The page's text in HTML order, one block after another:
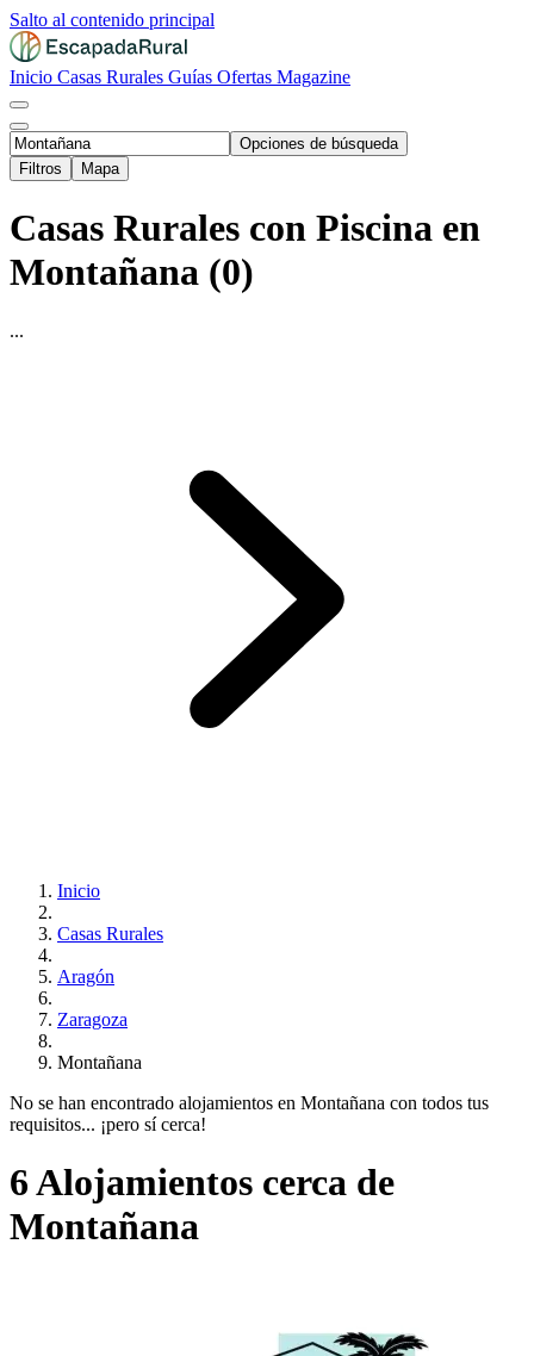
Salto al contenido principal
Inicio Casas Rurales Guías Ofertas Magazine
Opciones de búsqueda
Filtros
Mapa
Casas Rurales con Piscina en
Montañana (0)
...
Inicio
Casas Rurales
Aragón
Zaragoza
Montañana
No se han encontrado alojamientos en Montañana con todos tus
requisitos... ¡pero sí cerca!
6 Alojamientos cerca de
Montañana